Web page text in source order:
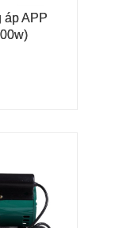
HÀNG
áp APP